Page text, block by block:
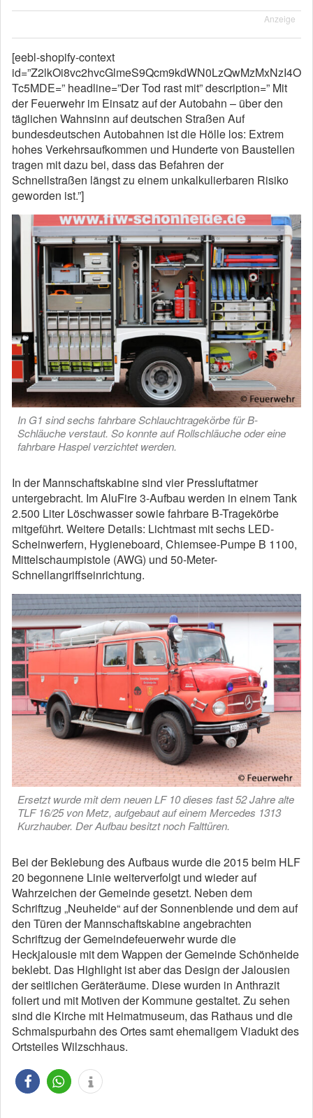
Anzeige
[eebl-shopify-context
id=”Z2lkOi8vc2hvcGlmeS9Qcm9kdWN0LzQwMzMxNzI4O
Tc5MDE=” headline=”Der Tod rast mit” description=” Mit
der Feuerwehr im Einsatz auf der Autobahn – über den
täglichen Wahnsinn auf deutschen Straßen Auf
bundesdeutschen Autobahnen ist die Hölle los: Extrem
hohes Verkehrsaufkommen und Hunderte von Baustellen
tragen mit dazu bei, dass das Befahren der
Schnellstraßen längst zu einem unkalkulierbaren Risiko
geworden ist.”]
In G1 sind sechs fahrbare Schlauchtragekörbe für B-
Schläuche verstaut. So konnte auf Rollschläuche oder eine
fahrbare Haspel verzichtet werden.
In der Mannschaftskabine sind vier Pressluftatmer
untergebracht. Im AluFire 3-Aufbau werden in einem Tank
2.500 Liter Löschwasser sowie fahrbare B-Tragekörbe
mitgeführt. Weitere Details: Lichtmast mit sechs LED-
Scheinwerfern, Hygieneboard, Chiemsee-Pumpe B 1100,
Mittelschaumpistole (AWG) und 50-Meter-
Schnellangriffseinrichtung.
Ersetzt wurde mit dem neuen LF 10 dieses fast 52 Jahre alte
TLF 16/25 von Metz, aufgebaut auf einem Mercedes 1313
Kurzhauber. Der Aufbau besitzt noch Falttüren.
Bei der Beklebung des Aufbaus wurde die 2015 beim HLF
20 begonnene Linie weiterverfolgt und wieder auf
Wahrzeichen der Gemeinde gesetzt. Neben dem
Schriftzug „Neuheide“ auf der Sonnenblende und dem auf
den Türen der Mannschaftskabine angebrachten
Schriftzug der Gemeindefeuerwehr wurde die
Heckjalousie mit dem Wappen der Gemeinde Schönheide
beklebt. Das Highlight ist aber das Design der Jalousien
der seitlichen Geräteräume. Diese wurden in Anthrazit
foliert und mit Motiven der Kommune gestaltet. Zu sehen
sind die Kirche mit Heimatmuseum, das Rathaus und die
Schmalspurbahn des Ortes samt ehemaligem Viadukt des
Ortsteiles Wilzschhaus.